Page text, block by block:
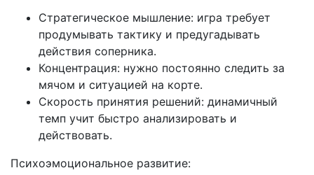
Стратегическое мышление: игра требует
продумывать тактику и предугадывать
действия соперника.
Концентрация: нужно постоянно следить за
мячом и ситуацией на корте.
Скорость принятия решений: динамичный
темп учит быстро анализировать и
действовать.
Психоэмоциональное развитие: